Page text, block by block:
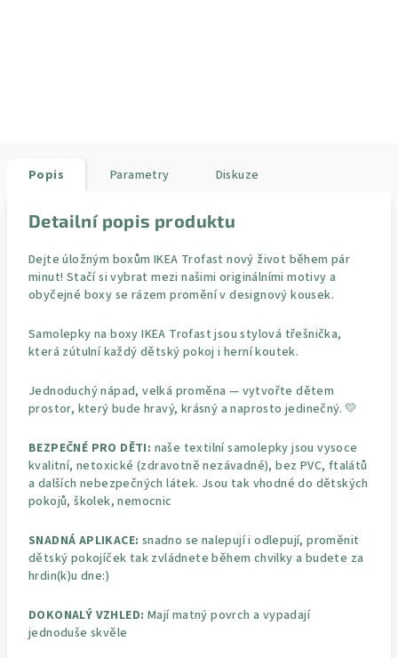
Popis Parametry Diskuze
Detailní popis produktu
Dejte úložným boxům IKEA Trofast nový život během pár
minut! Stačí si vybrat mezi našimi originálními motivy a
obyčejné boxy se rázem promění v designový kousek.
Samolepky na boxy IKEA Trofast jsou stylová třešnička,
která zútulní každý dětský pokoj i herní koutek.
Jednoduchý nápad, velká proměna — vytvořte dětem
prostor, který bude hravý, krásný a naprosto jedinečný. 💛
BEZPEČNÉ PRO DĚTI: naše textilní samolepky jsou vysoce
kvalitní, netoxické (zdravotně nezávadné), bez PVC, ftalátů
a dalších nebezpečných látek. Jsou tak vhodné do dětských
pokojů, školek, nemocnic
SNADNÁ APLIKACE: snadno se nalepují i odlepují, proměnit
dětský pokojíček tak zvládnete během chvilky a budete za
hrdin(k)u dne:)
DOKONALÝ VZHLED: Mají matný povrch a vypadají
jednoduše skvěle